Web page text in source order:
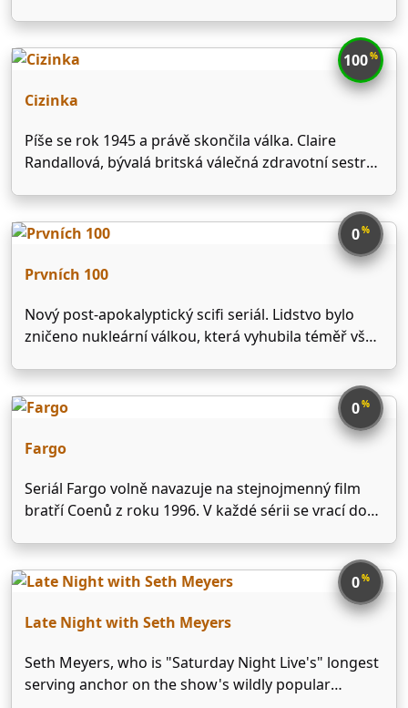
proti pouličnímu zločinu hlavně pěsti. Druhou
skupinou je speciální jednotka, která se soustředí
100%
Cizinka
Píše se rok 1945 a právě skončila válka. Claire
Randallová, bývalá britská válečná zdravotní sestra,
místo své svatební cesty si vyberou malebnou
skotskou vesničku opředenou dávnými pověstmi a
0%
Prvních 100
Nový post-apokalyptický scifi seriál. Lidstvo bylo
zničeno nukleární válkou, která vyhubila téměř vše
expedice čítající stovku mladistvých delikventů, aby
zjistili jestli je Země znovu obyvatelná.
0%
Fargo
Seriál Fargo volně navazuje na stejnojmenný film
bratří Coenů z roku 1996. V každé sérii se vrací do
některými linkami stále propojený příběh plný
černého humoru a bizarních postaviček. Děj se točí
0%
Late Night with Seth Meyers
Seth Meyers, who is "Saturday Night Live's" longest
serving anchor on the show's wildly popular